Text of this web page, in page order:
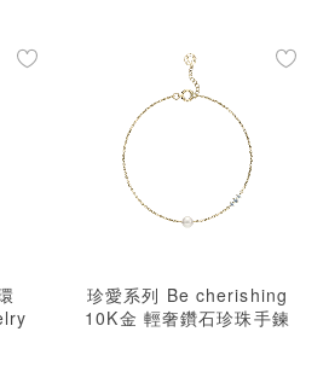
珍愛系列 Be cherishing
10K金 輕奢鑽石珍珠手鍊